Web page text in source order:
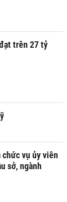
trên 27 tỷ
vụ ủy viên
sở, ngành